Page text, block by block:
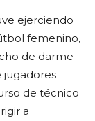
ejerciendo
femenino,
de darme
jugadores
de técnico
a